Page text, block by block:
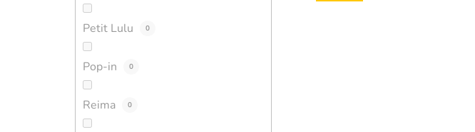
Petit Lulu 0
Pop-in 0
Reima 0